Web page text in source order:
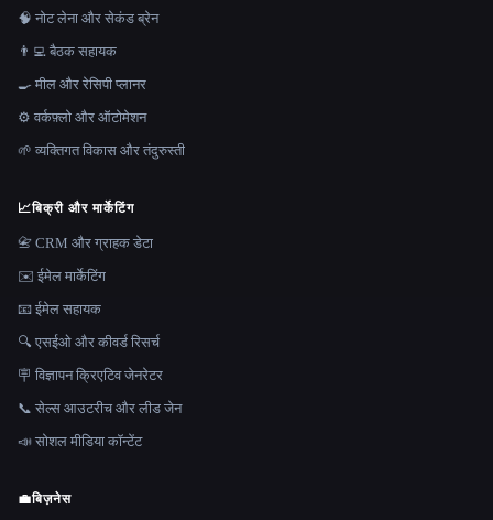
🧠 नोट लेना और सेकंड ब्रेन
👨‍💻 बैठक सहायक
🍳 मील और रेसिपी प्लानर
⚙️ वर्कफ़्लो और ऑटोमेशन
🌱 व्यक्तिगत विकास और तंदुरुस्ती
📈बिक्री और मार्केटिंग
📇 CRM और ग्राहक डेटा
✉️ ईमेल मार्केटिंग
📧 ईमेल सहायक
🔍 एसईओ और कीवर्ड रिसर्च
🪧 विज्ञापन क्रिएटिव जेनरेटर
📞 सेल्स आउटरीच और लीड जेन
📣 सोशल मीडिया कॉन्टेंट
💼बिज़नेस